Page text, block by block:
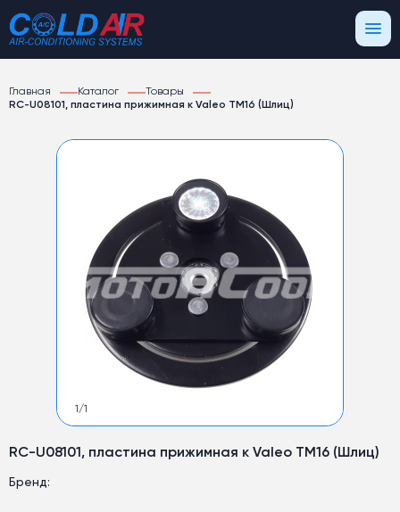
Главная Каталог
Товары
RC-U08101, пластина прижимная к Valeo TM16 (Шлиц)
1 /1
RC-U08101, пластина прижимная к Valeo TM16 (Шлиц)
Бренд: